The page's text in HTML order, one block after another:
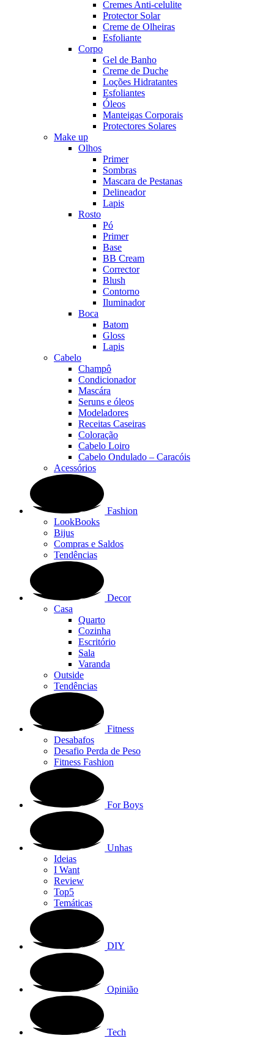
Cremes Anti-celulite
Protector Solar
Creme de Olheiras
Esfoliante
Corpo
Gel de Banho
Creme de Duche
Loções Hidratantes
Esfoliantes
Óleos
Manteigas Corporais
Protectores Solares
Make up
Olhos
Primer
Sombras
Mascara de Pestanas
Delineador
Lapis
Rosto
Pó
Primer
Base
BB Cream
Corrector
Blush
Contorno
Iluminador
Boca
Batom
Gloss
Lapis
Cabelo
Champô
Condicionador
Mascára
Seruns e óleos
Modeladores
Receitas Caseiras
Coloração
Cabelo Loiro
Cabelo Ondulado – Caracóis
Acessórios
Fashion
LookBooks
Bijus
Compras e Saldos
Tendências
Decor
Casa
Quarto
Cozinha
Escritório
Sala
Varanda
Outside
Tendências
Fitness
Desabafos
Desafio Perda de Peso
Fitness Fashion
For Boys
Unhas
Ideias
I Want
Review
Top5
Temáticas
DIY
Opinião
Tech